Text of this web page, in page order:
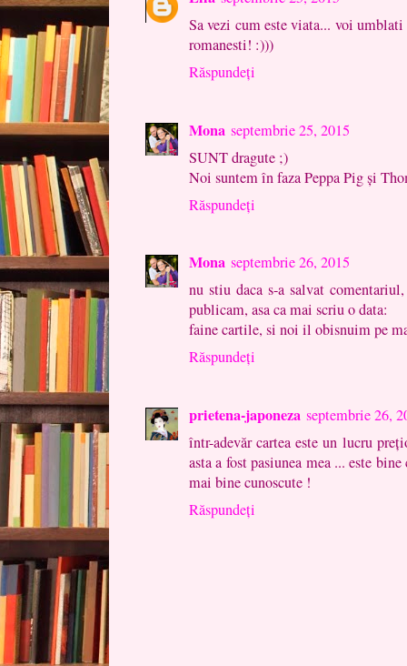
Sa vezi cum este viata... voi
romanesti! :)))
Răspundeți
Mona septembrie 25, 2015
SUNT dragute ;)
Noi suntem în faza Peppa Pig și
Răspundeți
Mona septembrie 26, 2015
nu stiu daca s-a salvat
publicam, asa ca mai scriu o data:
faine cartile, si noi il obisnuim pe
Răspundeți
prietena-japoneza septembrie 26,
într-adevăr cartea este un lucru
asta a fost pasiunea mea ... este
mai bine cunoscute !
Răspundeți